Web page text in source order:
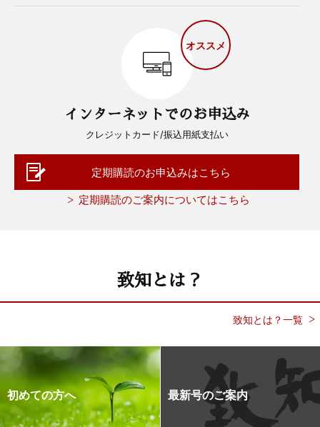
オススメ
インターネットでのお申込み
クレジットカード/振込用紙支払い
定期購読のお申込みはこちら
定期購読のご案内についてはこちら
致知とは？
致知とは？一覧
初めての方へ 最新号のご案内